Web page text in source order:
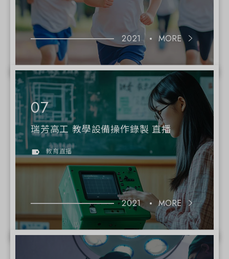
2021 MORE
瑞芳高工 教學設備操作錄製 直播
教育直播
2021 MORE